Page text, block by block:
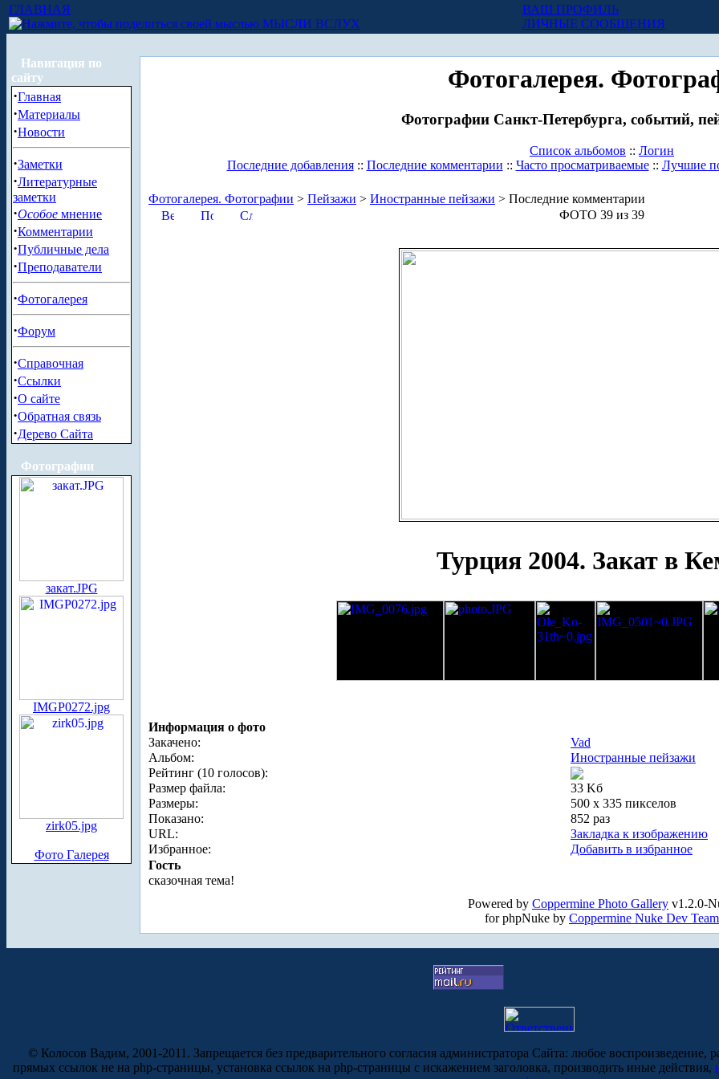
ГЛАВНАЯ
МЫСЛИ ВСЛУХ
ВАШ ПРОФИЛЬ
ЛИЧНЫЕ СООБЩЕНИЯ
Навигация по
сайту
·Главная
·Материалы
·Новости
·Заметки
·Литературные
заметки
·Особое мнение
·Комментарии
·Публичные дела
·Преподаватели
·Фотогалерея
·Форум
·Справочная
·Ссылки
·О сайте
·Обратная связь
·Дерево Сайта
Фотографии
закат.JPG
IMGP0272.jpg
zirk05.jpg
Фото Галерея
Фотогалерея.
Фотографии Санкт-Петербурга, событий,
Список альбомов :: Логин
Последние добавления:: Последние комментарии :: Часто просматриваемые:: Лучшие
Фотогалерея. Фотографии > Пейзажи > Иностранные пейзажи > Последние комментарии
ФОТО 39 из 39
Турция 2004. Закат в
Информация о фото
Закачено:
Vad
Альбом:
Иностранные пейзажи
Рейтинг (10 голосов):
Размер файла:
33 Kб
Размеры:
500 x 335 пикселов
Показано:
852 раз
URL:
Закладка к изображению
Избранное:
Добавить в избранное
Гость
сказочная тема!
Powered by Coppermine Photo Gallery v1.2.0-
for phpNuke by Coppermine Nuke Dev Team
© Колосов Вадим, 2001-2011. Запрещается без предварительного согласия администратора Сайта: любое воспроизведение,
прямых ссылок не на php-страницы, установка ссылок на php-страницы с искажением заголовка, производить иные действия,